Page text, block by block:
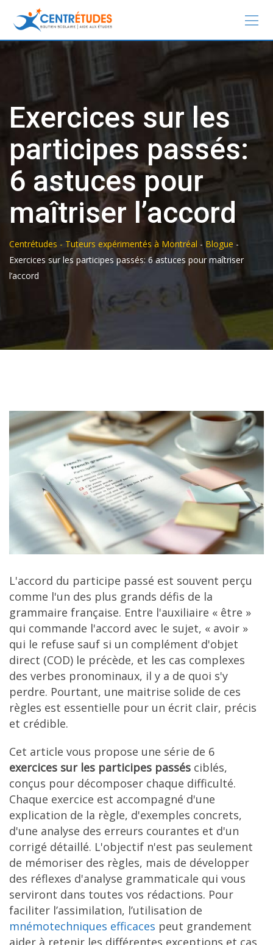
Exercices sur les
participes passés:
6 astuces pour
maîtriser l’accord
Centrétudes - Tuteurs expérimentés à Montréal - Blogue -
Exercices sur les participes passés: 6 astuces pour maîtriser
l’accord
L'accord du participe passé est souvent perçu
comme l'un des plus grands défis de la
grammaire française. Entre l'auxiliaire « être »
qui commande l'accord avec le sujet, « avoir »
qui le refuse sauf si un complément d'objet
direct (COD) le précède, et les cas complexes
des verbes pronominaux, il y a de quoi s'y
perdre. Pourtant, une maitrise solide de ces
règles est essentielle pour un écrit clair, précis
et crédible.
Cet article vous propose une série de 6
exercices sur les participes passés ciblés,
conçus pour décomposer chaque difficulté.
Chaque exercice est accompagné d'une
explication de la règle, d'exemples concrets,
d'une analyse des erreurs courantes et d'un
corrigé détaillé. L'objectif n'est pas seulement
de mémoriser des règles, mais de développer
des réflexes d'analyse grammaticale qui vous
serviront dans toutes vos rédactions. Pour
faciliter l’assimilation, l’utilisation de
mnémotechniques efficaces peut grandement
aider à retenir les différentes exceptions et cas